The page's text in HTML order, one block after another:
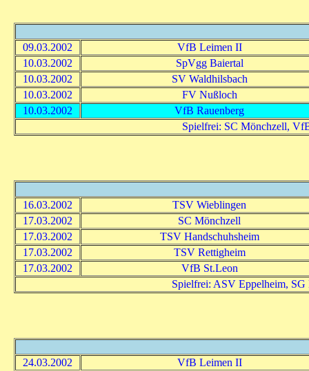
09.03.2002
VfB Leimen II
10.03.2002
SpVgg Baiertal
10.03.2002
SV Waldhilsbach
10.03.2002
FV Nußloch
10.03.2002
VfB Rauenberg
Spielfrei: SC Mönchzell,
16.03.2002
TSV Wieblingen
17.03.2002
SC Mönchzell
17.03.2002
TSV Handschuhsheim
17.03.2002
TSV Rettigheim
17.03.2002
VfB St.Leon
Spielfrei: ASV Eppelheim,
24.03.2002
VfB Leimen II